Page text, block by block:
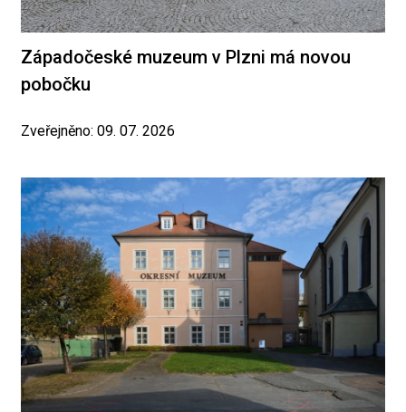
Západočeské muzeum v Plzni má novou
pobočku
Zveřejněno: 09. 07. 2026